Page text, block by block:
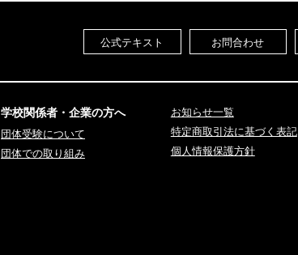
公式テキスト お問合わせ
学校関係者・企業の方へ
団体受験について
団体での取り組み
お知らせ一覧
特定商取引法に基づく表記
個人情報保護方針